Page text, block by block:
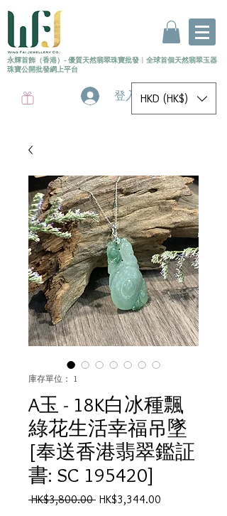
永輝首飾（香港）- 優質天然翡翠珠寶批發 〡 全球首個天然翡翠玉器
珠寶公開批發網上平台
登入 HKD (HK$)
庫存單位： 1
A玉 - 18K白冰種飄
綠花生活幸福吊墜
[奉送香港翡翠鑑証
書: SC 195420]
HK$3,800.00 一HK$3,344.00